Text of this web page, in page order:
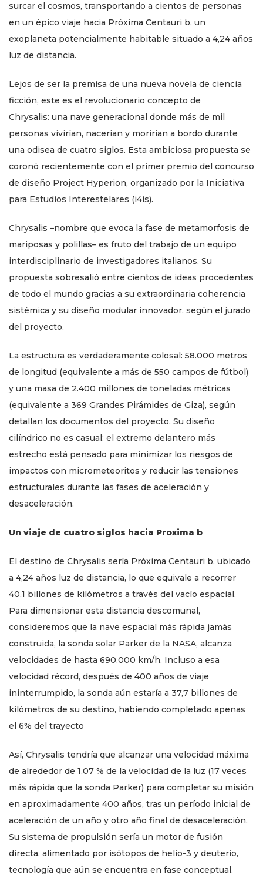
surcar el cosmos, transportando a cientos de personas
en un épico viaje hacia Próxima Centauri b, un
exoplaneta potencialmente habitable situado a 4,24 años
luz de distancia.
Lejos de ser la premisa de una nueva novela de ciencia
ficción, este es el revolucionario concepto de
Chrysalis: una nave generacional donde más de mil
personas vivirían, nacerían y morirían a bordo durante
una odisea de cuatro siglos. Esta ambiciosa propuesta se
coronó recientemente con el primer premio del concurso
de diseño Project Hyperion, organizado por la Iniciativa
para Estudios Interestelares (i4is).
Chrysalis –nombre que evoca la fase de metamorfosis de
mariposas y polillas– es fruto del trabajo de un equipo
interdisciplinario de investigadores italianos. Su
propuesta sobresalió entre cientos de ideas procedentes
de todo el mundo gracias a su extraordinaria coherencia
sistémica y su diseño modular innovador, según el jurado
del proyecto.
La estructura es verdaderamente colosal: 58.000 metros
de longitud (equivalente a más de 550 campos de fútbol)
y una masa de 2.400 millones de toneladas métricas
(equivalente a 369 Grandes Pirámides de Giza), según
detallan los documentos del proyecto. Su diseño
cilíndrico no es casual: el extremo delantero más
estrecho está pensado para minimizar los riesgos de
impactos con micrometeoritos y reducir las tensiones
estructurales durante las fases de aceleración y
desaceleración.
Un viaje de cuatro siglos hacia Proxima b
El destino de Chrysalis sería Próxima Centauri b, ubicado
a 4,24 años luz de distancia, lo que equivale a recorrer
40,1 billones de kilómetros a través del vacío espacial.
Para dimensionar esta distancia descomunal,
consideremos que la nave espacial más rápida jamás
construida, la sonda solar Parker de la NASA, alcanza
velocidades de hasta 690.000 km/h. Incluso a esa
velocidad récord, después de 400 años de viaje
ininterrumpido, la sonda aún estaría a 37,7 billones de
kilómetros de su destino, habiendo completado apenas
el 6% del trayecto
Así, Chrysalis tendría que alcanzar una velocidad máxima
de alrededor de 1,07 % de la velocidad de la luz (17 veces
más rápida que la sonda Parker) para completar su misión
en aproximadamente 400 años, tras un período inicial de
aceleración de un año y otro año final de desaceleración.
Su sistema de propulsión sería un motor de fusión
directa, alimentado por isótopos de helio-3 y deuterio,
tecnología que aún se encuentra en fase conceptual.